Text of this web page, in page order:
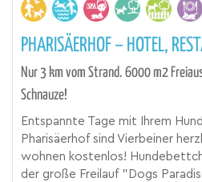
PHARISÄERHOF – HOTEL,
Nur 3 km vom Strand. 6000 m2
Schnauze!
Entspannte Tage mit Ihrem
Pharisäerhof sind Vierbeiner
wohnen kostenlos!
der große Freilauf "Dogs